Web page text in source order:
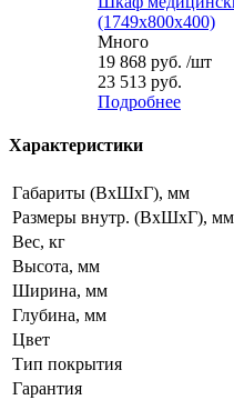
(1749x800x400)
Много
19 868 руб. /шт
23 513 руб.
Подробнее
Характеристики
Габариты (ВxШxГ), мм
Размеры внутр. (ВxШxГ), мм
Вес, кг
Высота, мм
Ширина, мм
Глубина, мм
Цвет
Тип покрытия
Гарантия